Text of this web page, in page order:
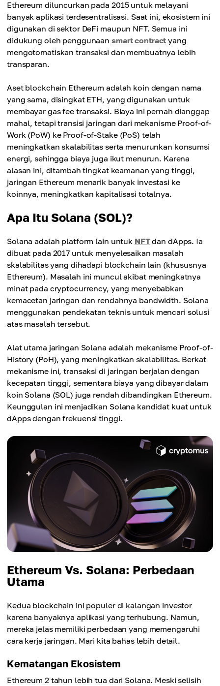
Ethereum diluncurkan pada 2015 untuk melayani
banyak aplikasi terdesentralisasi. Saat ini, ekosistem ini
digunakan di sektor DeFi maupun NFT. Semua ini
didukung oleh penggunaansmart contract yang
mengotomatiskan transaksi dan membuatnya lebih
transparan.
Aset blockchain Ethereum adalah koin dengan nama
yang sama, disingkat ETH, yang digunakan untuk
membayar gas fee transaksi. Biaya ini pernah dianggap
mahal, tetapi transisi jaringan dari mekanisme Proof-of-
Work (PoW) ke Proof-of-Stake (PoS) telah
meningkatkan skalabilitas serta menurunkan konsumsi
energi, sehingga biaya juga ikut menurun. Karena
alasan ini, ditambah tingkat keamanan yang tinggi,
jaringan Ethereum menarik banyak investasi ke
koinnya, meningkatkan kapitalisasi totalnya.
Apa Itu Solana (SOL)?
Solana adalah platform lain untuk NFTdan dApps. Ia
dibuat pada 2017 untuk menyelesaikan masalah
skalabilitas yang dihadapi blockchain lain (khususnya
Ethereum). Masalah ini muncul akibat meningkatnya
minat pada cryptocurrency, yang menyebabkan
kemacetan jaringan dan rendahnya bandwidth. Solana
menggunakan pendekatan teknis untuk mencari solusi
atas masalah tersebut.
Alat utama jaringan Solana adalah mekanisme Proof-of-
History (PoH), yang meningkatkan skalabilitas. Berkat
mekanisme ini, transaksi di jaringan berjalan dengan
kecepatan tinggi, sementara biaya yang dibayar dalam
koin Solana (SOL) juga rendah dibandingkan Ethereum.
Keunggulan ini menjadikan Solana kandidat kuat untuk
dApps dengan frekuensi tinggi.
Ethereum Vs. Solana: Perbedaan
Utama
Kedua blockchain ini populer di kalangan investor
karena banyaknya aplikasi yang terhubung. Namun,
mereka jelas memiliki perbedaan yang memengaruhi
cara kerja jaringan. Mari kita bahas lebih detail.
Kematangan Ekosistem
Ethereum 2 tahun lebih tua dari Solana. Meski selisih